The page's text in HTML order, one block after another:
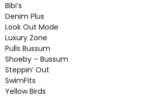
Bibi’s
Denim Plus
Look Out Mode
Luxury Zone
Pulls Bussum
Shoeby – Bussum
Steppin’ Out
SwimFits
Yellow Birds